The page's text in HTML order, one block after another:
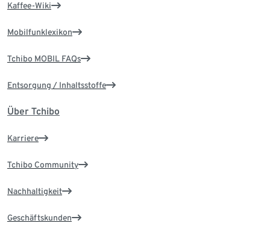
Kaffee-Wiki
Mobilfunklexikon
Tchibo MOBIL FAQs
Entsorgung / Inhaltsstoffe
Über Tchibo
Karriere
Tchibo Community
Nachhaltigkeit
Geschäftskunden